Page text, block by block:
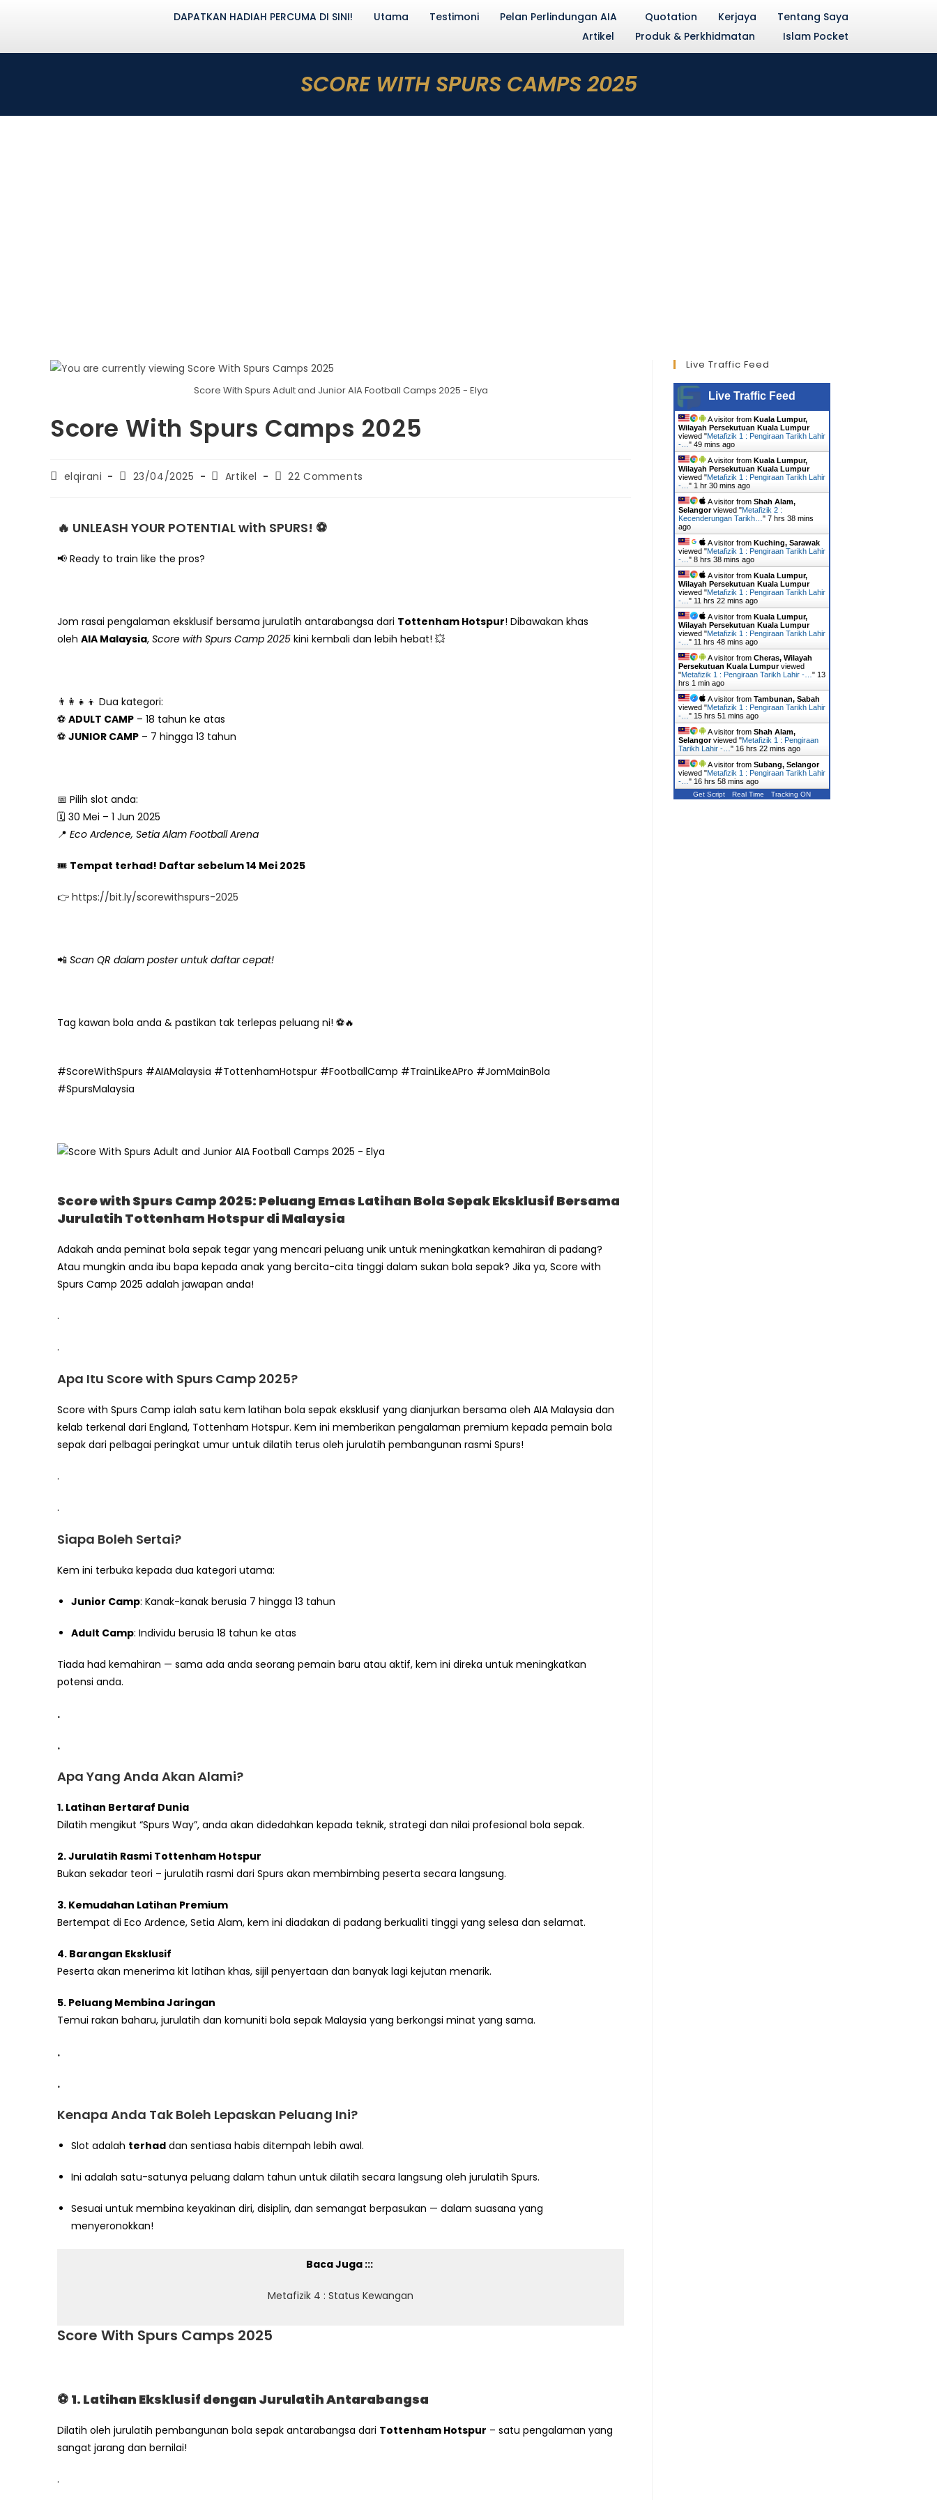
DAPATKAN HADIAH PERCUMA DI SINI! Utama Testimoni Pelan Perlindungan AIA Quotation Kerjaya
Tentang Saya
Artikel
Produk & Perkhidmatan Islam Pocket
SCORE WITH SPURS CAMPS 2025
Score With Spurs Adult and Junior AIA Football Camps 2025 - Elya
Score With Spurs Camps 2025
elqirani 23/04/2025 Artikel 22 Comments
🔥 UNLEASH YOUR POTENTIAL with SPURS! ⚽
📢 Ready to train like the pros?
Jom rasai pengalaman eksklusif bersama jurulatih antarabangsa dari Tottenham Hotspur! Dibawakan khas
oleh AIA Malaysia, Score with Spurs Camp 2025 kini kembali dan lebih hebat! 💥
👨‍👩‍👧‍👦 Dua kategori:
⚽ ADULT CAMP – 18 tahun ke atas
⚽ JUNIOR CAMP – 7 hingga 13 tahun
📅 Pilih slot anda:
🗓️ 30 Mei – 1 Jun 2025
📍 Eco Ardence, Setia Alam Football Arena
🎟️ Tempat terhad! Daftar sebelum 14 Mei 2025
👉 https://bit.ly/scorewithspurs-2025
📲 Scan QR dalam poster untuk daftar cepat!
Tag kawan bola anda & pastikan tak terlepas peluang ni! ⚽🔥
#ScoreWithSpurs #AIAMalaysia #TottenhamHotspur #FootballCamp #TrainLikeAPro #JomMainBola
#SpursMalaysia
Score with Spurs Camp 2025: Peluang Emas Latihan Bola Sepak Eksklusif Bersama
Jurulatih Tottenham Hotspur di Malaysia
Adakah anda peminat bola sepak tegar yang mencari peluang unik untuk meningkatkan kemahiran di padang?
Atau mungkin anda ibu bapa kepada anak yang bercita-cita tinggi dalam sukan bola sepak? Jika ya, Score with
Spurs Camp 2025 adalah jawapan anda!
.
.
Apa Itu Score with Spurs Camp 2025?
Score with Spurs Camp ialah satu kem latihan bola sepak eksklusif yang dianjurkan bersama oleh AIA Malaysia dan
kelab terkenal dari England, Tottenham Hotspur. Kem ini memberikan pengalaman premium kepada pemain bola
sepak dari pelbagai peringkat umur untuk dilatih terus oleh jurulatih pembangunan rasmi Spurs!
.
.
Siapa Boleh Sertai?
Kem ini terbuka kepada dua kategori utama:
Junior Camp: Kanak-kanak berusia 7 hingga 13 tahun
Adult Camp: Individu berusia 18 tahun ke atas
Tiada had kemahiran — sama ada anda seorang pemain baru atau aktif, kem ini direka untuk meningkatkan
potensi anda.
.
.
Apa Yang Anda Akan Alami?
1. Latihan Bertaraf Dunia
Dilatih mengikut “Spurs Way”, anda akan didedahkan kepada teknik, strategi dan nilai profesional bola sepak.
2. Jurulatih Rasmi Tottenham Hotspur
Bukan sekadar teori – jurulatih rasmi dari Spurs akan membimbing peserta secara langsung.
3. Kemudahan Latihan Premium
Bertempat di Eco Ardence, Setia Alam, kem ini diadakan di padang berkualiti tinggi yang selesa dan selamat.
4. Barangan Eksklusif
Peserta akan menerima kit latihan khas, sijil penyertaan dan banyak lagi kejutan menarik.
5. Peluang Membina Jaringan
Temui rakan baharu, jurulatih dan komuniti bola sepak Malaysia yang berkongsi minat yang sama.
.
.
Kenapa Anda Tak Boleh Lepaskan Peluang Ini?
Slot adalah terhad dan sentiasa habis ditempah lebih awal.
Ini adalah satu-satunya peluang dalam tahun untuk dilatih secara langsung oleh jurulatih Spurs.
Sesuai untuk membina keyakinan diri, disiplin, dan semangat berpasukan — dalam suasana yang
menyeronokkan!
Baca Juga :::
Metafizik 4 : Status Kewangan
Score With Spurs Camps 2025
⚽ 1. Latihan Eksklusif dengan Jurulatih Antarabangsa
Dilatih oleh jurulatih pembangunan bola sepak antarabangsa dari Tottenham Hotspur – satu pengalaman yang
sangat jarang dan bernilai!
.
Live Traffic Feed
Live Traffic Feed
A visitor from Kuala Lumpur,
Wilayah Persekutuan Kuala Lumpur
viewed "Metafizik 1 : Pengiraan Tarikh Lahir
-… " 49 mins ago
A visitor from Kuala Lumpur,
Wilayah Persekutuan Kuala Lumpur
viewed "Metafizik 1 : Pengiraan Tarikh Lahir
-… " 1 hr 30 mins ago
A visitor from Shah Alam,
Selangorviewed "Metafizik 2 :
Kecenderungan Tarikh… " 7 hrs 38 mins
ago
A visitor from Kuching, Sarawak
viewed "Metafizik 1 : Pengiraan Tarikh Lahir
-… " 8 hrs 38 mins ago
A visitor from Kuala Lumpur,
Wilayah Persekutuan Kuala Lumpur
viewed "Metafizik 1 : Pengiraan Tarikh Lahir
-… " 11 hrs 22 mins ago
A visitor from Kuala Lumpur,
Wilayah Persekutuan Kuala Lumpur
viewed "Metafizik 1 : Pengiraan Tarikh Lahir
-… " 11 hrs 48 mins ago
A visitor from Cheras, Wilayah
Persekutuan Kuala Lumpurviewed
"Metafizik 1 : Pengiraan Tarikh Lahir -… " 13
hrs 1 min ago
A visitor from Tambunan, Sabah
viewed "Metafizik 1 : Pengiraan Tarikh Lahir
-… " 15 hrs 51 mins ago
A visitor from Shah Alam,
Selangorviewed "Metafizik 1 : Pengiraan
Tarikh Lahir -… " 16 hrs 22 mins ago
A visitor from Subang, Selangor
viewed "Metafizik 1 : Pengiraan Tarikh Lahir
-… " 16 hrs 58 mins ago
Get Script Real Time Tracking ON